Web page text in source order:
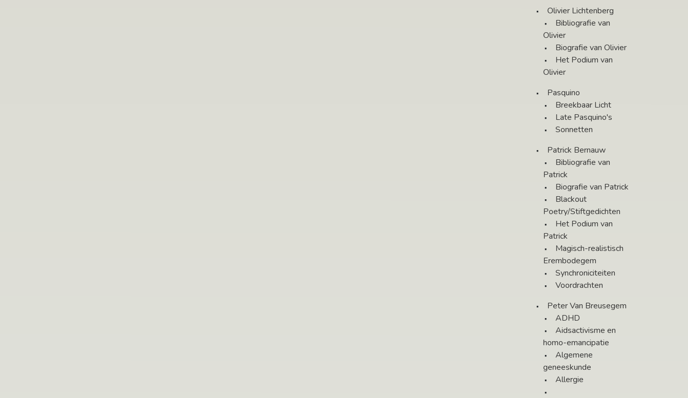
Olivier Lichtenberg
Bibliografie van
Olivier
Biografie van Olivier
Het Podium van
Olivier
Pasquino
Breekbaar Licht
Late Pasquino's
Sonnetten
Patrick Bernauw
Bibliografie van
Patrick
Biografie van Patrick
Blackout
Poetry/Stiftgedichten
Het Podium van
Patrick
Magisch-realistisch
Erembodegem
Synchroniciteiten
Voordrachten
Peter Van Breusegem
ADHD
Aidsactivisme en
homo-emancipatie
Algemene
geneeskunde
Allergie